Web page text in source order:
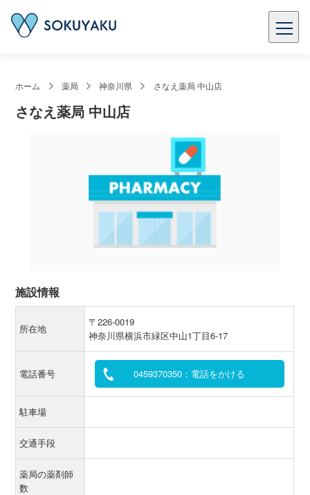
ホーム 薬局 神奈川県 さなえ薬局 中山店
さなえ薬局 中山店
施設情報
所在地
〒226-0019
神奈川県横浜市緑区中山1丁目6-17
電話番号 0459370350：電話をかける
駐車場
交通手段
薬局の薬剤師
数